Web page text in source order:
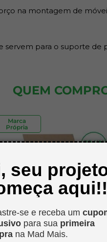
seu
aqui!!
se e receba um
para sua primeira
na Mad Mais.
na montagem de
servem para o suporte
QUEM
Marca
Própria